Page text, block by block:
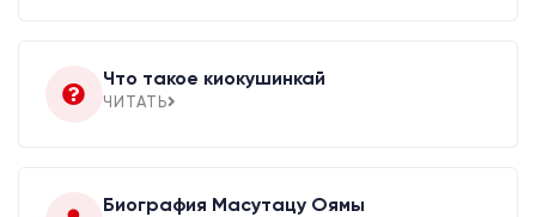
Что такое киокушинкай
ЧИТАТЬ
Биография Масутацу Оямы